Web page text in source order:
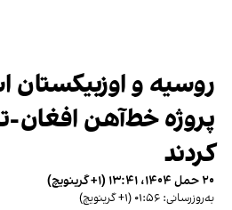
روسیه و اوزبیکستان
پروژه خط‌آهن افغان-
کردند
۲۰ حمل ۱۴۰۴، ۱۳:۴۱ (‎+۱ گرینویچ)
به‌روزرسانی: ۰۱:۵۶ (‎+۱ گرینویچ)